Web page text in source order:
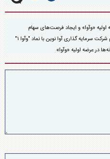
اولیه «وآوا» و ایجاد فرصت‌های سهام
در عرضه اولیه «وآوا»
گذاری آوا نوین با نماد "وآوا" به عنوان چهارمین